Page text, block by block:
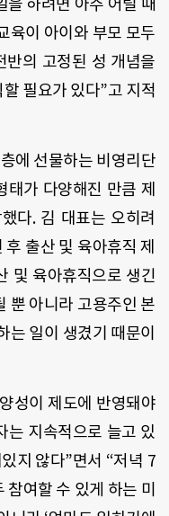
육이 아이와 부모 모두
반의 고정된 성 개념을
필요가 있다”고 지적
에 선물하는 비영리단
태가 다양해진 만큼 제
다. 김 대표는 오히려
출산 및 육아휴직 제
및 육아휴직으로 생긴
뿐 아니라 고용주인 본
는 일이 생겼기 때문이
성이 제도에 반영돼야
는 지속적으로 늘고 있
지 않다”면서 “저녁 7
여할 수 있게 하는 미